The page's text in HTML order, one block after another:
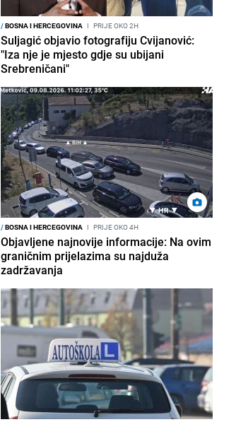
/BOSNA I HERCEGOVINA I PRIJE OKO 2H
Suljagić objavio fotografiju Cvijanović:
"Iza nje je mjesto gdje su ubijani
Srebreničani"
/BOSNA I HERCEGOVINA I PRIJE OKO 4H
Objavljene najnovije informacije: Na ovim
graničnim prijelazima su najduža
zadržavanja